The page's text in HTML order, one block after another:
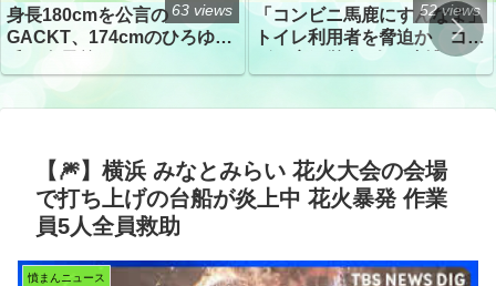
身長180cmを公言の
GACKT、174cmのひろゆき
トざわつき イベントでの写
真が話題
63 views
「コンビニ馬鹿にすんなよ」
トイレ利用者を脅迫か コン
52 views
【🎆】横浜 みなとみらい 花火大会の会場
で打ち上げの台船が炎上中 花火暴発 作業
員5人全員救助
憤まんニュース